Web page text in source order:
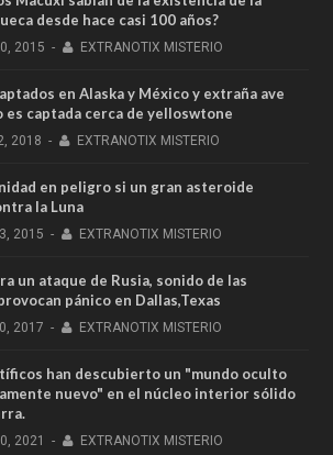
desde hace casi 100 años?
2015 - EXTRANOTIX MISTERIO
en Alaska y México y extraña ave
es captada cerca de yelloswtone
2018 - EXTRANOTIX MISTERIO
en peligro si un gran asteroide
la Luna
2015 - EXTRANOTIX MISTERIO
un ataque de Rusia, sonido de las
pánico en Dallas,Texas
2017 - EXTRANOTIX MISTERIO
han descubierto un "mundo oculto
nuevo" en el núcleo interior sólido
2021 - EXTRANOTIX MISTERIO